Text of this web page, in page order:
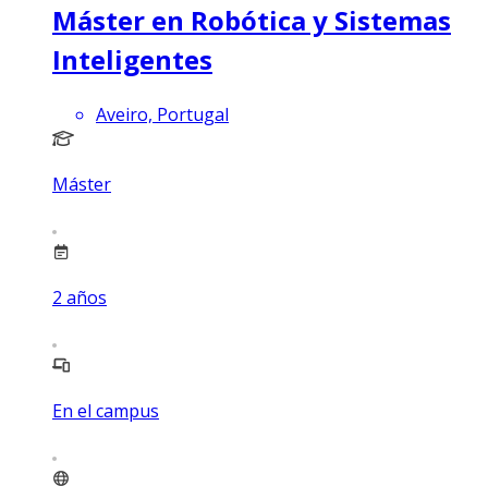
Máster en Robótica y Sistemas
Inteligentes
Aveiro, Portugal
Máster
2 años
En el campus